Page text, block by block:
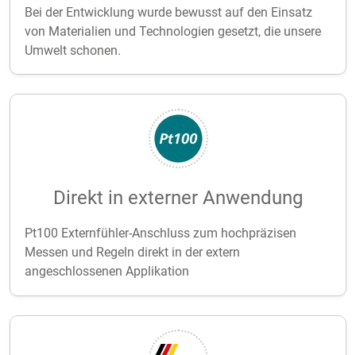
Bei der Entwicklung wurde bewusst auf den Einsatz
von Materialien und Technologien gesetzt, die unsere
Umwelt schonen.
Direkt in externer Anwendung
Pt100 Externfühler-Anschluss zum hochpräzisen
Messen und Regeln direkt in der extern
angeschlossenen Applikation